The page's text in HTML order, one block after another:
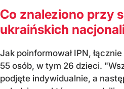
Co znaleziono przy
ukraińskich
Jak poinformował IPN,
55 osób, w tym 26 dzieci.
podjęte indywidualnie, a